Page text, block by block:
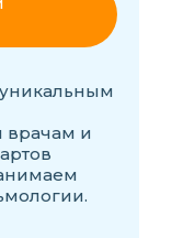
врачам и